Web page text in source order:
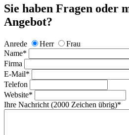
Sie haben Fragen oder
Angebot?
Anrede Herr
Frau
Name*
Firma
E-Mail*
Telefon
Website*
Ihre Nachricht (2000 Zeichen übrig)*